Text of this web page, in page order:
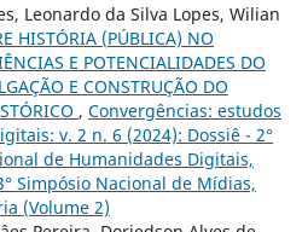
Leonardo da Silva Lopes, Wilian
HISTÓRIA (PÚBLICA) NO
E POTENCIALIDADES DO
E CONSTRUÇÃO DO
, Convergências: estudos
v. 2 n. 6 (2024): Dossiê - 2°
de Humanidades Digitais,
Simpósio Nacional de Mídias,
(Volume 2)